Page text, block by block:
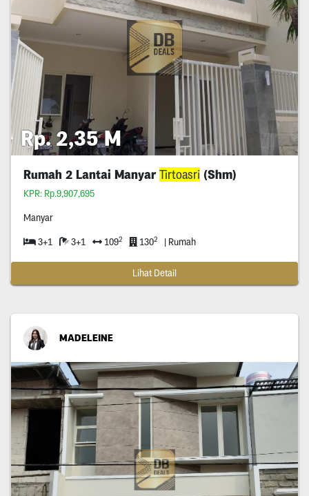
Rp. 2,35 M
Rumah 2 Lantai ManyarTirtoasri (Shm)
KPR: Rp.9,907,695
Manyar
3+1 3+1 1092 1302 | Rumah
Lihat Detail
MADELEINE